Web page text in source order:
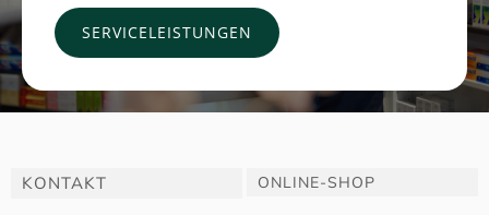
SERVICELEISTUNGEN
KONTAKT ONLINE-SHOP